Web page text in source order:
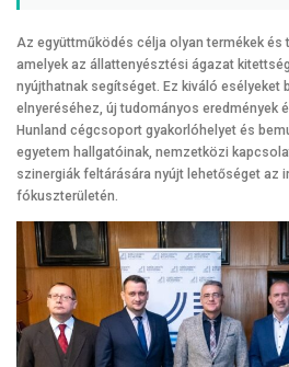
Az együttműködés célja olyan termékek
amelyek az állattenyésztési ágazat
nyújthatnak segítséget. Ez kiváló
elnyeréséhez, új tudományos eredmények
Hunland cégcsoport gyakorlóhelyet és
egyetem hallgatóinak, nemzetközi
szinergiák feltárására nyújt lehetőséget az
fókuszterületén.